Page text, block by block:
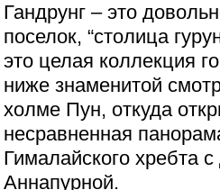
Гандрунг – это
поселок, “столица
это целая коллекция
ниже знаменитой
холме Пун, откуда
несравненная
Гималайского хребта
Аннапурной.